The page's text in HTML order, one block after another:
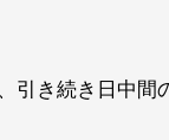
引き続き日中間